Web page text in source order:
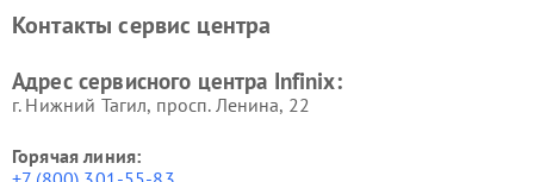
Контакты сервис центра
Адрес сервисного центра Infinix:
г. Нижний Тагил, просп. Ленина, 22
Горячая линия: